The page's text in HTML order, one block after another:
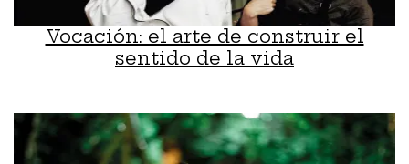
Vocación: el arte de construir el
sentido de la vida